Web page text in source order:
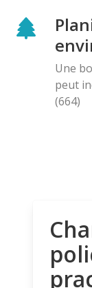
Une
peut
(664)